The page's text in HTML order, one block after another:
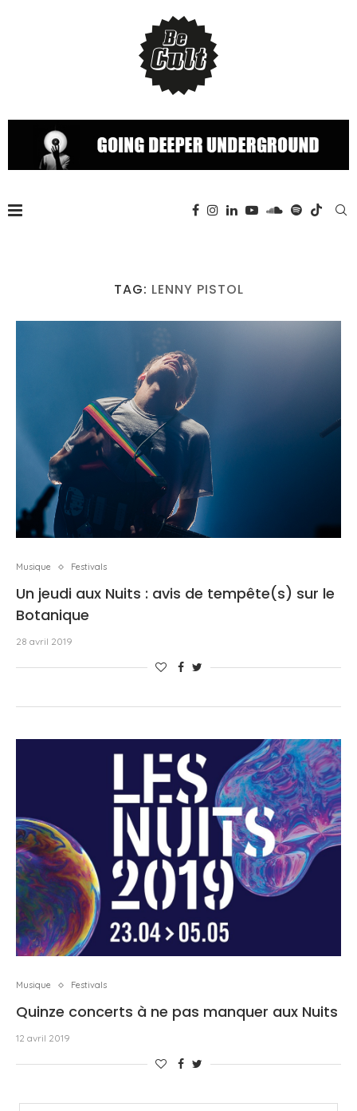
TAG: LENNY PISTOL
Musique Festivals
Un jeudi aux Nuits : avis de tempête(s) sur le
Botanique
28 avril 2019
Musique Festivals
Quinze concerts à ne pas manquer aux Nuits
12 avril 2019